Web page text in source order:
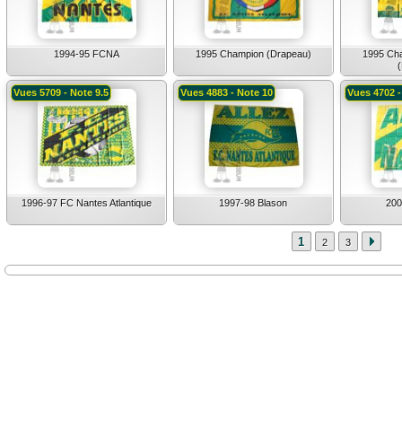
1994-95 FCNA 1995 Champion (Drapeau)
1995
1996-97 FC Nantes Atlantique
Vues 5709 - Note 9.5
1997-98 Blason
Vues 4883 - Note 10 Vues 4702
1 2 3